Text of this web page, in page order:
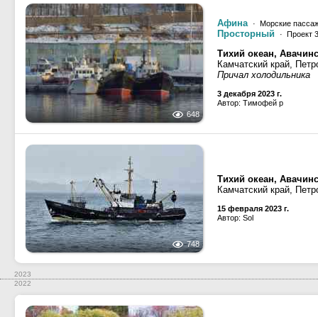
648
Афина · Морские
Просторный · Проект
Тихий океан,
Камчатский край,
Причал холодильника
3 декабря 2023 г.
Автор: Тимофей р
748
Тихий океан,
Камчатский край,
15 февраля 2023 г.
Автор: Sol
2023
2022